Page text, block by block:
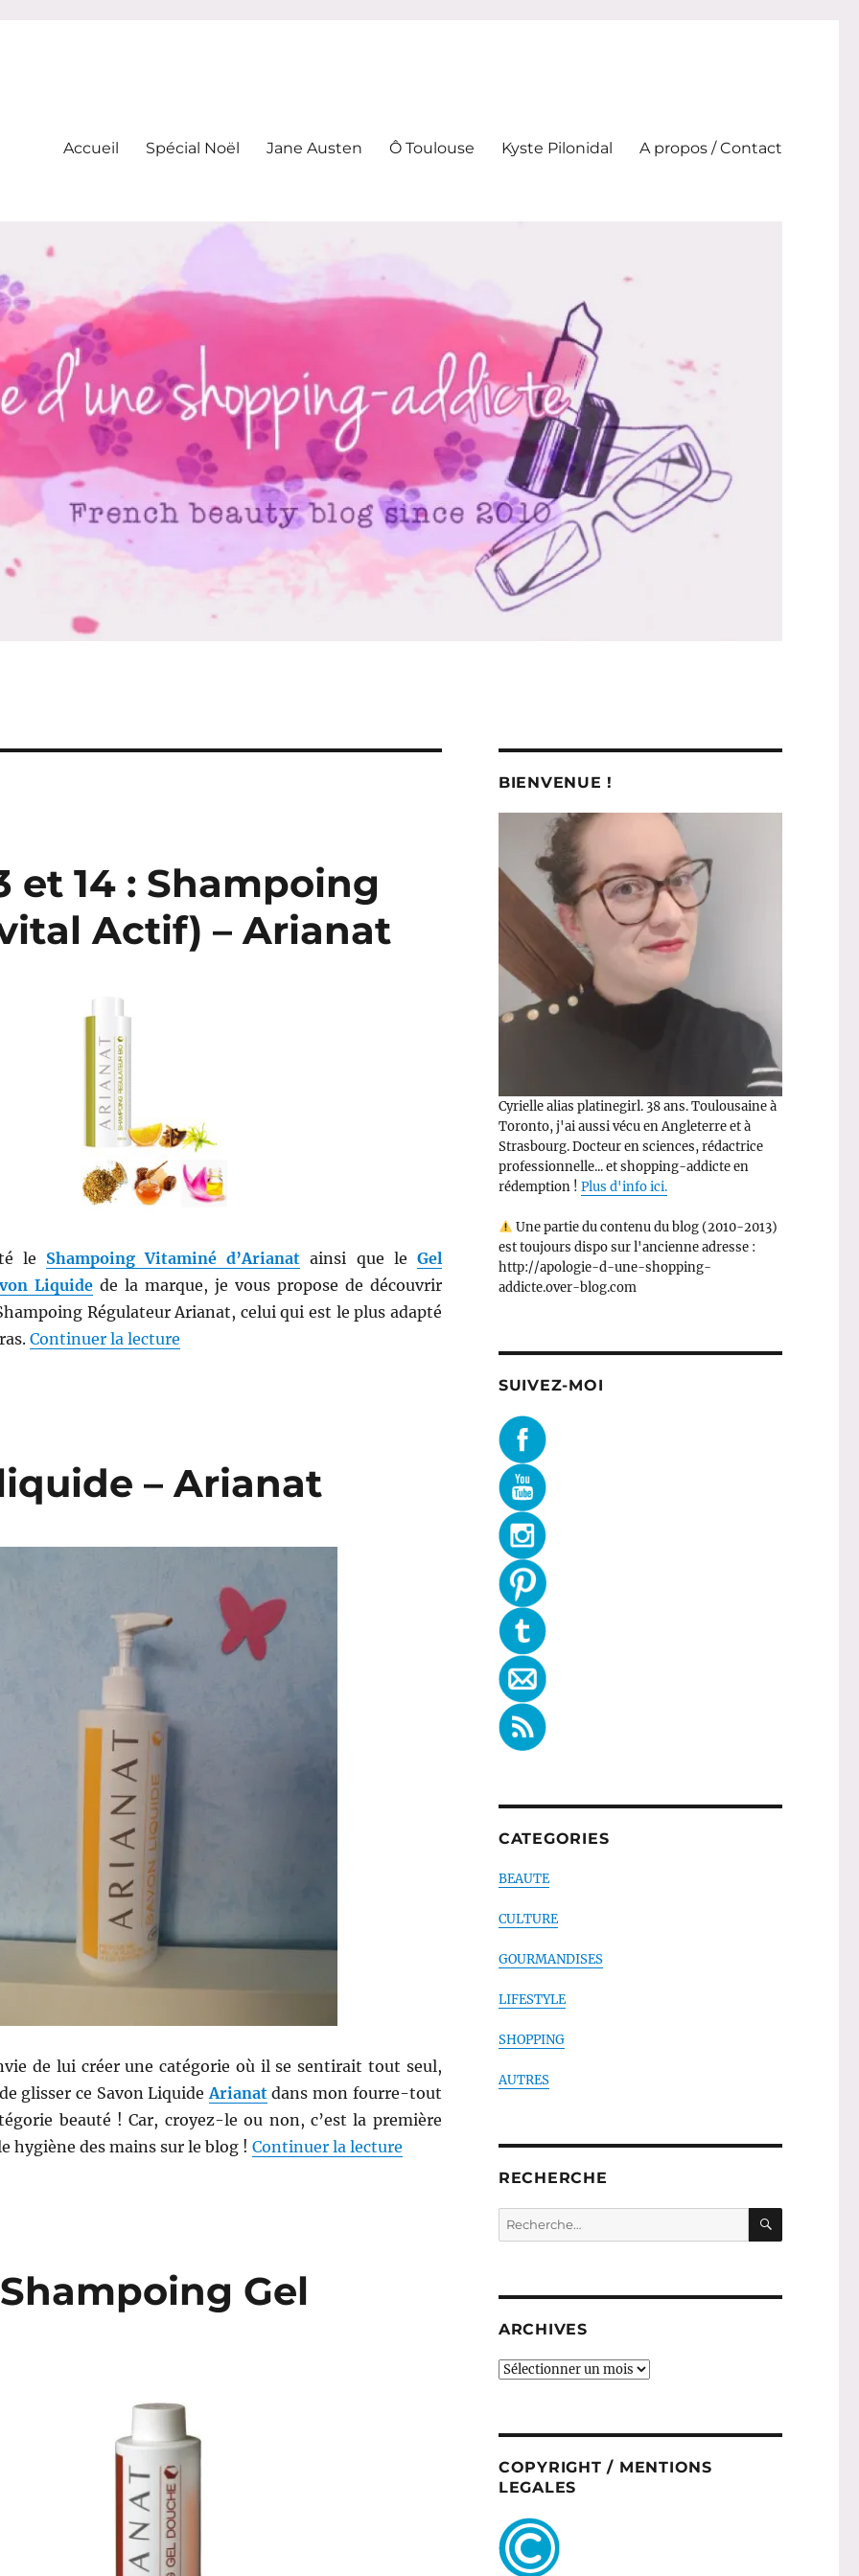
Accueil Spécial Noël Jane Austen Ô Toulouse Kyste Pilonidal A propos / Contact
et 14 : Shampoing
Actif) – Arianat
le Shampoing Vitaminé d’Arianat ainsi que le Gel
Liquidede la marque, je vous propose de découvrir
Régulateur Arianat, celui qui est le plus adapté
Continuer la lecturede « Shampooings # 13 et 14 : Shampoing Régulateur (et Revital Actif) – Arianat »
– Arianat
de lui créer une catégorie où il se sentirait tout seul,
glisser ce Savon Liquide Arianatdans mon fourre-tout
beauté ! Car, croyez-le ou non, c’est la première
hygiène des mains sur le blog ! Continuer la lecturede « Truc # 25 : Savon liquide – Arianat »
Gel
BIENVENUE !
Cyrielle alias platinegirl. 38 ans. Toulousaine à
Toronto, j'ai aussi vécu en Angleterre et à
Strasbourg. Docteur en sciences, rédactrice
professionnelle... et shopping-addicte en
rédemption ! Plus d'info ici.
Une partie du contenu du blog (2010-2013)
est toujours dispo sur l'ancienne adresse :
http://apologie-d-une-shopping-
addicte.over-blog.com
SUIVEZ-MOI
CATEGORIES
BEAUTE
CULTURE
GOURMANDISES
LIFESTYLE
SHOPPING
AUTRES
RECHERCHE
Recherche
pour :
ARCHIVES
ARCHIVES
COPYRIGHT / MENTIONS
LEGALES